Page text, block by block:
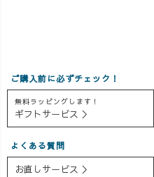
ご購入前に必ずチェック！
無料ラッピングします！
ギフトサービス ＞
よくある質問
お直しサービス ＞